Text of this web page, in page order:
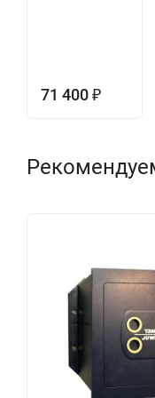
71 400 ₽